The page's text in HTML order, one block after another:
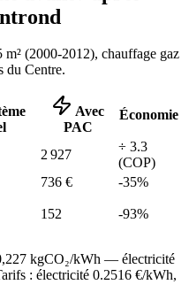
m² (2000-2012), chauffage gaz
du Centre.
Avec
PAC
Économie
2 927
÷ 3.3
(COP)
736 € -35%
152 -93%
kgCO₂/kWh — électricité
: électricité 0.2516 €/kWh,